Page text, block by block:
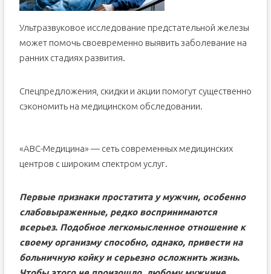
Ультразвуковое исследование предстательной железы
может помочь своевременно выявить заболевание на
ранних стадиях развития.
Спецпредложения, скидки и акции помогут существенно
сэкономить на медицинском обследовании.
«АВС-Медицина» — сеть современных медицинских
центров с широким спектром услуг.
Первые признаки простатита у мужчин, особенно
слабовыраженные, редко воспринимаются
всерьез. Подобное легкомысленное отношение к
своему организму способно, однако, привести на
больничную койку и серьезно осложнить жизнь.